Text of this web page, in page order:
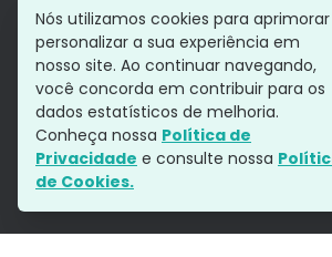
com a credibilidade do Grupo Aratu.
Grupo Aratu
Política de privacidade
Siga-nos
Nós utilizamos cookies para
personalizar a sua experiência em
nosso site. Ao continuar navegando,
você concorda em contribuir para os
dados estatísticos de melhoria.
Conheça nossa Política de
Privacidade e consulte nossa
de Cookies.